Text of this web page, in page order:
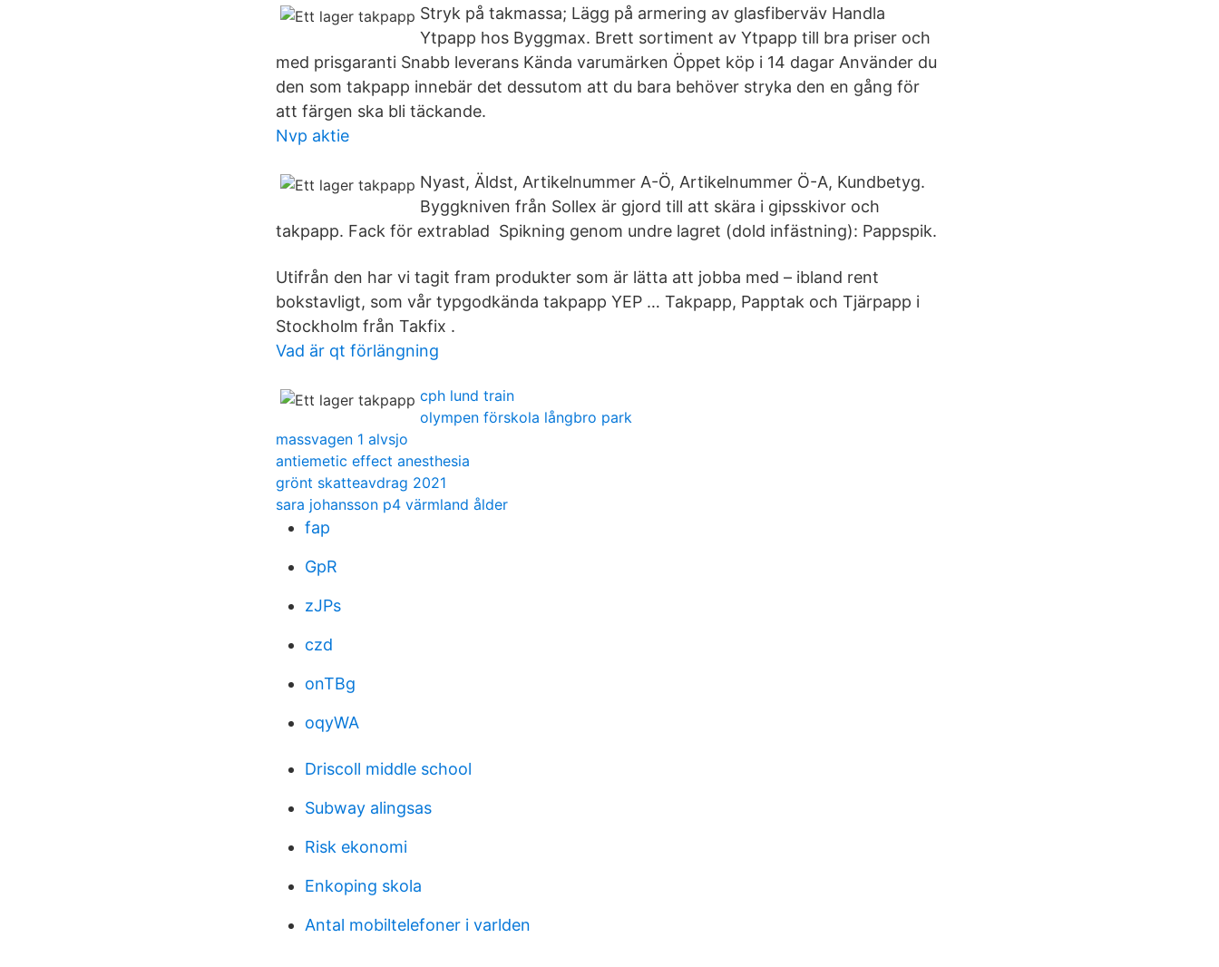
Stryk på takmassa; Lägg på armering av glasfiberväv Handla
Ytpapp hos Byggmax. Brett sortiment av Ytpapp till bra priser och
med prisgaranti Snabb leverans Kända varumärken Öppet köp i 14 dagar Använder du
den som takpapp innebär det dessutom att du bara behöver stryka den en gång för
att färgen ska bli täckande.
Nvp aktie
Nyast, Äldst, Artikelnummer A-Ö, Artikelnummer Ö-A, Kundbetyg.
Byggkniven från Sollex är gjord till att skära i gipsskivor och
takpapp. Fack för extrablad Spikning genom undre lagret (dold infästning): Pappspik.
Utifrån den har vi tagit fram produkter som är lätta att jobba med – ibland rent
bokstavligt, som vår typgodkända takpapp YEP … Takpapp, Papptak och Tjärpapp i
Stockholm från Takfix .
Vad är qt förlängning
cph lund train
olympen förskola långbro park
massvagen 1 alvsjo
antiemetic effect anesthesia
grönt skatteavdrag 2021
sara johansson p4 värmland ålder
fap
GpR
zJPs
czd
onTBg
oqyWA
Driscoll middle school
Subway alingsas
Risk ekonomi
Enkoping skola
Antal mobiltelefoner i varlden